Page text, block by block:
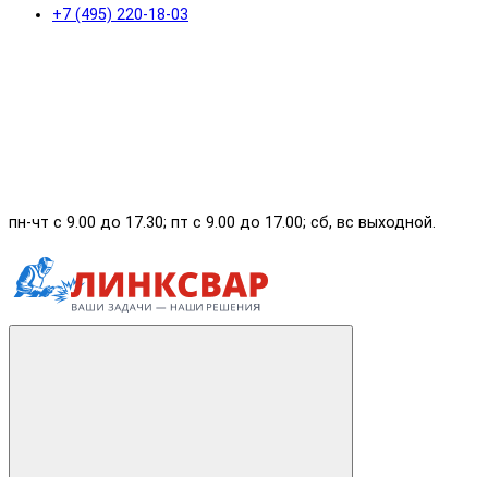
+7 (495) 220-18-03
пн-чт с 9.00 до 17.30; пт с 9.00 до 17.00; сб, вс выходной.